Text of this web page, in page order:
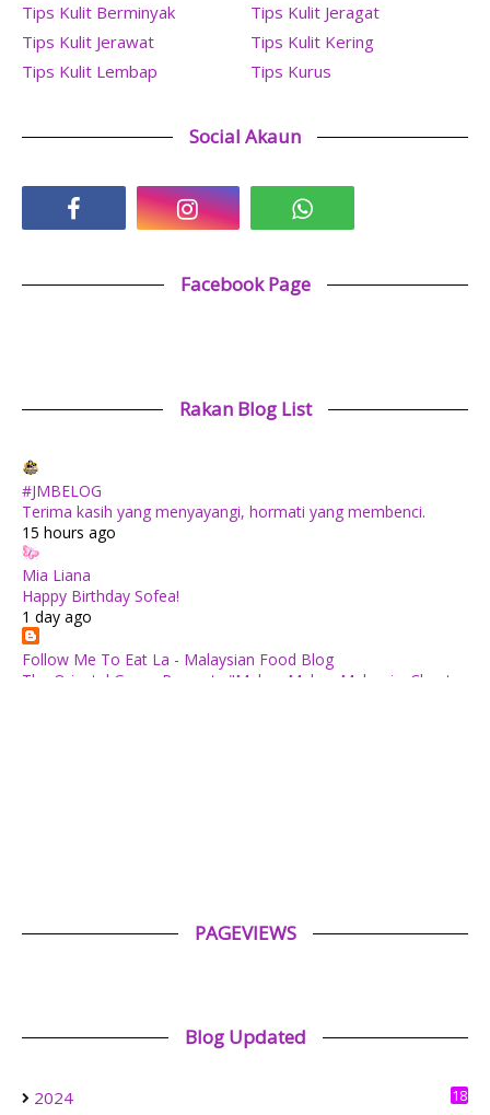
Tips Kulit Berminyak
Tips Kulit Jeragat
Tips Kulit Jerawat
Tips Kulit Kering
Tips Kulit Lembap
Tips Kurus
Social Akaun
Facebook Page
Rakan Blog List
#JMBELOG
Terima kasih yang menyayangi, hormati yang membenci.
15 hours ago
Mia Liana
Happy Birthday Sofea!
1 day ago
Follow Me To Eat La - Malaysian Food Blog
The Oriental Group Presents "Makan Makan Malaysia: Chapter
Aerill.com™ | Lifestyle
PAGEVIEWS
Blog Updated
2024 18